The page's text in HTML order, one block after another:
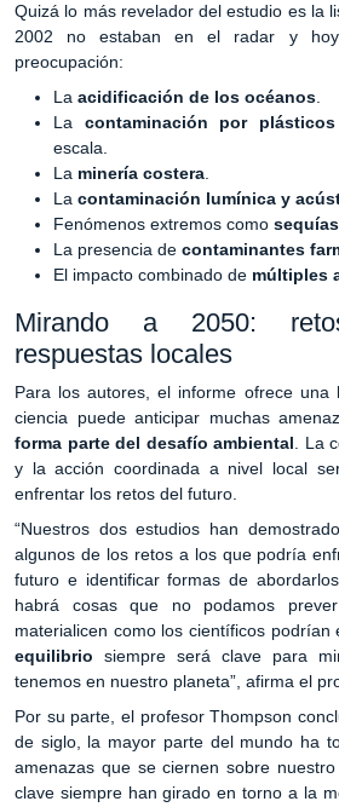
Quizá lo más revelador del estudio es la
2002 no estaban en el radar y
preocupación:
La acidificación de los océanos.
La contaminación por plásticos
escala.
La minería costera.
La contaminación lumínica y
Fenómenos extremos como
La presencia de contaminantes
El impacto combinado de múltiples
Mirando a 2050:
respuestas locales
Para los autores, el informe ofrece una
ciencia puede anticipar muchas
forma parte del desafío ambiental. La
y la acción coordinada a nivel local
enfrentar los retos del futuro.
“Nuestros dos estudios han
algunos de los retos a los que podría
futuro e identificar formas de
habrá cosas que no podamos
materialicen como los científicos
equilibrio siempre será clave para
tenemos en nuestro planeta”, afirma el
Por su parte, el profesor Thompson
de siglo, la mayor parte del mundo ha
amenazas que se ciernen sobre
clave siempre han girado en torno a la